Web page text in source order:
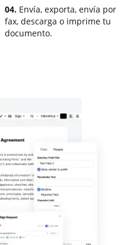
04. Envía, exporta, envía por
fax, descarga o imprime tu
documento.